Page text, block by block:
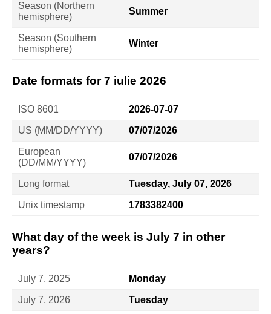
Season (Northern
hemisphere)
Summer
Season (Southern
hemisphere)
Winter
Date formats for 7 iulie 2026
ISO 8601 2026-07-07
US (MM/DD/YYYY) 07/07/2026
European
(DD/MM/YYYY)
07/07/2026
Long format Tuesday, July 07, 2026
Unix timestamp 1783382400
What day of the week is July 7 in other
years?
July 7, 2025 Monday
July 7, 2026 Tuesday